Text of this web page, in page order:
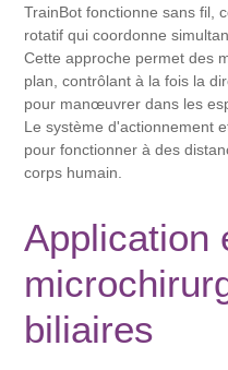
TrainBot fonctionne sans fil,
rotatif qui coordonne
Cette approche permet des
plan, contrôlant à la fois la
pour manœuvrer dans les
Le système d'actionnement
pour fonctionner à des
corps humain.
Application
biliaires